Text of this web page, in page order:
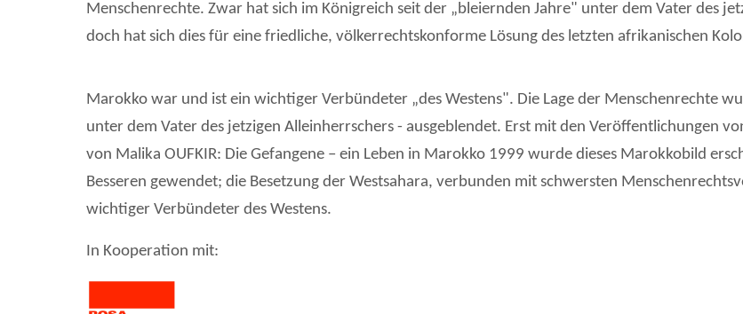
Menschenrechte. Zwar hat sich im Königreich seit der „bleiernden Jahre" unter dem Vater des
doch hat sich dies für eine friedliche, völkerrechtskonforme Lösung des letzten afrikanischen
Marokko war und ist ein wichtiger Verbündeter „des Westens". Die Lage der Menschenrechte
unter dem Vater des jetzigen Alleinherrschers - ausgeblendet. Erst mit den Veröffentlichungen
von Malika OUFKIR: Die Gefangene – ein Leben in Marokko 1999 wurde dieses Marokkobild
Besseren gewendet; die Besetzung der Westsahara, verbunden mit schwersten
wichtiger Verbündeter des Westens.
In Kooperation mit: